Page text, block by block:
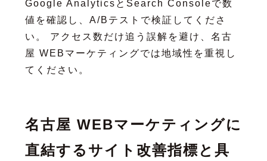
Google AnalyticsとSearch Consoleで数
値を確認し、A/Bテストで検証してくださ
い。 アクセス数だけ追う誤解を避け、名古
屋 WEBマーケティングでは地域性を重視し
てください。
名古屋 WEBマーケティングに
直結するサイト改善指標と具